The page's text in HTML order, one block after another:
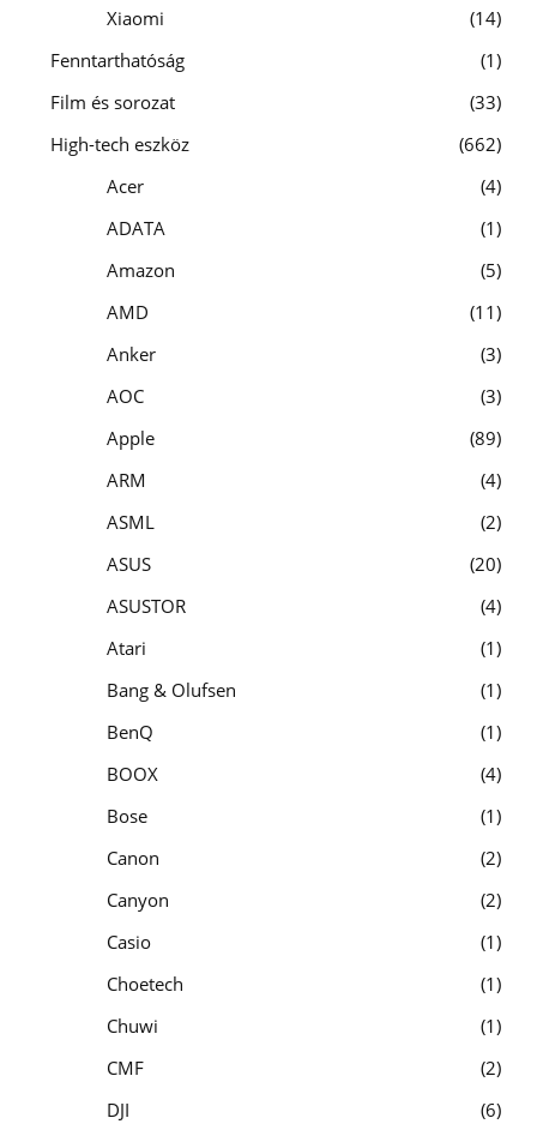
Xiaomi
14
Fenntarthatóság
1
Film és sorozat
33
High-tech eszköz
662
Acer
4
ADATA
1
Amazon
5
AMD
11
Anker
3
AOC
3
Apple
89
ARM
4
ASML
2
ASUS
20
ASUSTOR
4
Atari
1
Bang & Olufsen
1
BenQ
1
BOOX
4
Bose
1
Canon
2
Canyon
2
Casio
1
Choetech
1
Chuwi
1
CMF
2
DJI
6